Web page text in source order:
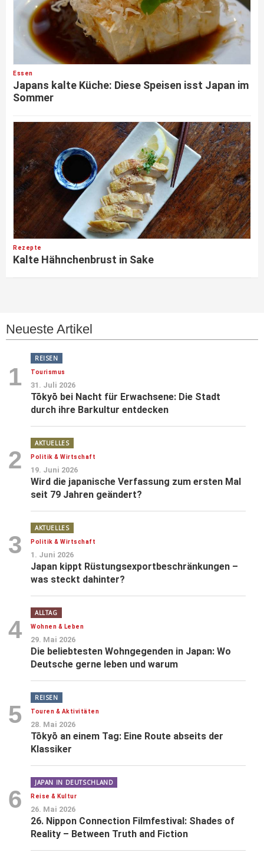
Essen
Japans kalte Küche: Diese Speisen isst Japan im
Sommer
Rezepte
Kalte Hähnchenbrust in Sake
Neueste Artikel
1
REISEN
Tourismus
31. Juli 2026
Tōkyō bei Nacht für Erwachsene: Die Stadt
durch ihre Barkultur entdecken
2
AKTUELLES
Politik & Wirtschaft
19. Juni 2026
Wird die japanische Verfassung zum ersten Mal
seit 79 Jahren geändert?
3
AKTUELLES
Politik & Wirtschaft
1. Juni 2026
Japan kippt Rüstungsexportbeschränkungen –
was steckt dahinter?
4
ALLTAG
Wohnen & Leben
29. Mai 2026
Die beliebtesten Wohngegenden in Japan: Wo
Deutsche gerne leben und warum
5
REISEN
Touren & Aktivitäten
28. Mai 2026
Tōkyō an einem Tag: Eine Route abseits der
Klassiker
6
JAPAN IN DEUTSCHLAND
Reise & Kultur
26. Mai 2026
26. Nippon Connection Filmfestival: Shades of
Reality – Between Truth and Fiction